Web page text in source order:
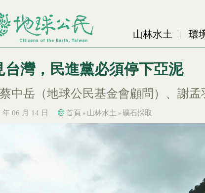
Jump
Jump
山林水土 環
台灣，民進黨必須停下亞泥
中岳（地球公民基金會顧問）、謝孟
年 06 月 14 日 首頁 » 山林水土 » 礦石採取